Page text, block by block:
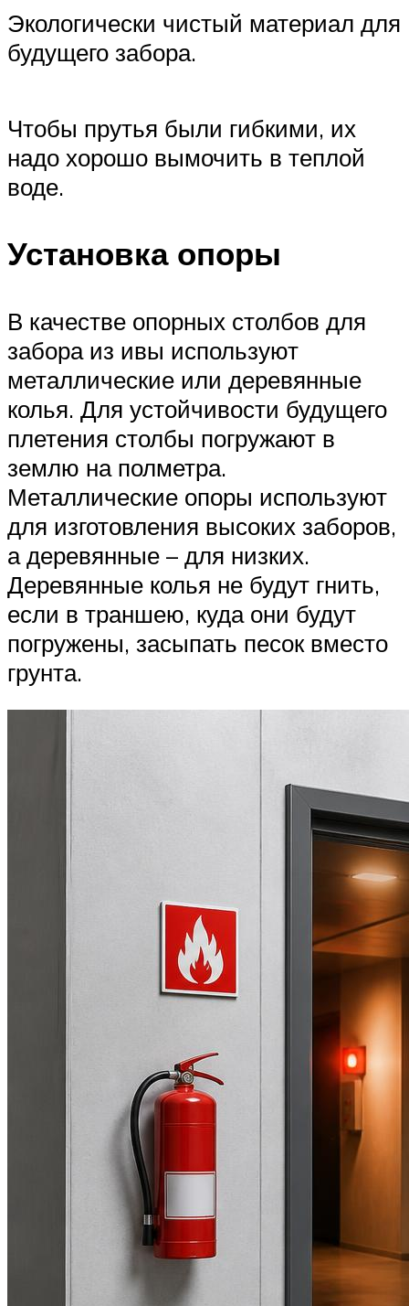
Экологически чистый материал для
будущего забора.
Чтобы прутья были гибкими, их
надо хорошо вымочить в теплой
воде.
Установка опоры
В качестве опорных столбов для
забора из ивы используют
металлические или деревянные
колья. Для устойчивости будущего
плетения столбы погружают в
землю на полметра.
Металлические опоры используют
для изготовления высоких заборов,
а деревянные – для низких.
Деревянные колья не будут гнить,
если в траншею, куда они будут
погружены, засыпать песок вместо
грунта.